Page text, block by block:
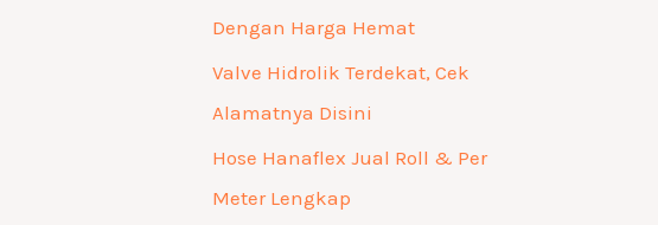
Dengan Harga Hemat
Valve Hidrolik Terdekat, Cek
Alamatnya Disini
Hose Hanaflex Jual Roll & Per
Meter Lengkap